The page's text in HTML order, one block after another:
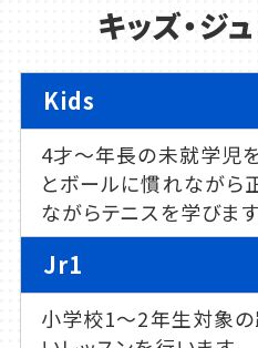
キッズ・ジ
Kids
4才～年長の未就学児を
とボールに慣れながら
ながらテニスを学びます
Jr1
小学校1～2年生対象